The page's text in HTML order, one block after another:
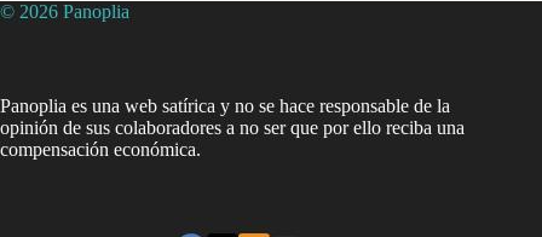
© 2026 Panoplia
Panoplia es una web satírica y no se hace responsable de la
opinión de sus colaboradores a no ser que por ello reciba una
compensación económica.